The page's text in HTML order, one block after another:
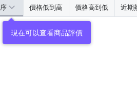
價格低到高 價格高到低 近期
現在可以查看商品評價